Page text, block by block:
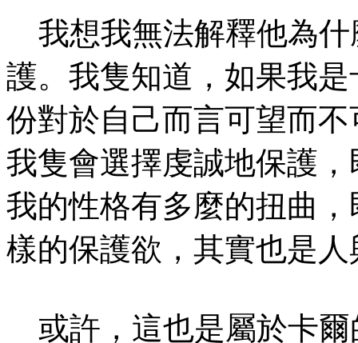
我想我無法解釋他為什
護。我隻知道，如果我
份對於自己而言可望而
我隻會選擇虔誠地保護
我的性格有多麼的扭曲
樣的保護欲，其實也是
或許，這也是屬於卡爾